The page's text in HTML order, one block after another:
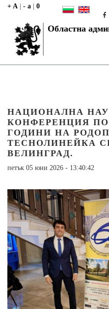
+ A - a 0
Областна
НАЦИОНАЛНА
КОНФЕРЕНЦИЯ ПО
ГОДИНИ НА
ТЕСНОЛИНЕЙКА
ВЕЛИНГРАД.
петък 05 юни 2026 - 13:40:42